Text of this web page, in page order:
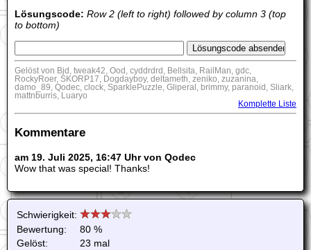
Lösungscode: Row 2 (left to right) followed by column 3 (top
to bottom)
Gelöst von Bjd, tweak42, Ood, cyddrdrd, Bellsita, RailMan, gdc,
RockyRoer, SKORP17, Dogdayboy, deltameth, zeniko, zuzanina,
damo_89, Qodec, clock, SparklePuzzle, Gliperal, brimmy, paranoid, Sliark,
mattnburris, Luaryo
Komplette Liste
Kommentare
am 19. Juli 2025, 16:47 Uhr von Qodec
Wow that was special! Thanks!
Schwierigkeit:
Bewertung:
80 %
Gelöst:
23 mal